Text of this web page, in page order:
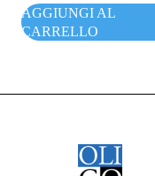
AGGIUNGI AL
CARRELLO